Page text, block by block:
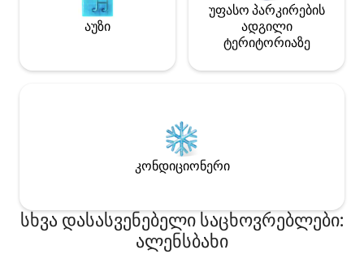
აუზი
უფასო პარკირების
ადგილი
ტერიტორიაზე
კონდიციონერი
სხვა დასასვენებელი საცხოვრებლები:
ალენსბახი